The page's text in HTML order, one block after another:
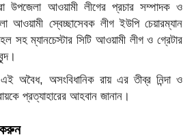
উপজেলা আওয়ামী লীগের প্রচার সম্পাদক ও
আওয়ামী স্বেচ্ছাসেবক লীগ ইউপি চেয়ারম্যান
সহ ম্যানচেস্টার সিটি আওয়ামী লীগ ও গ্রেটার
অবৈধ, অসংবিধানিক রায় এর তীব্র নিন্দা ও
প্রত্যাহারের আহবান জানান।
করুন